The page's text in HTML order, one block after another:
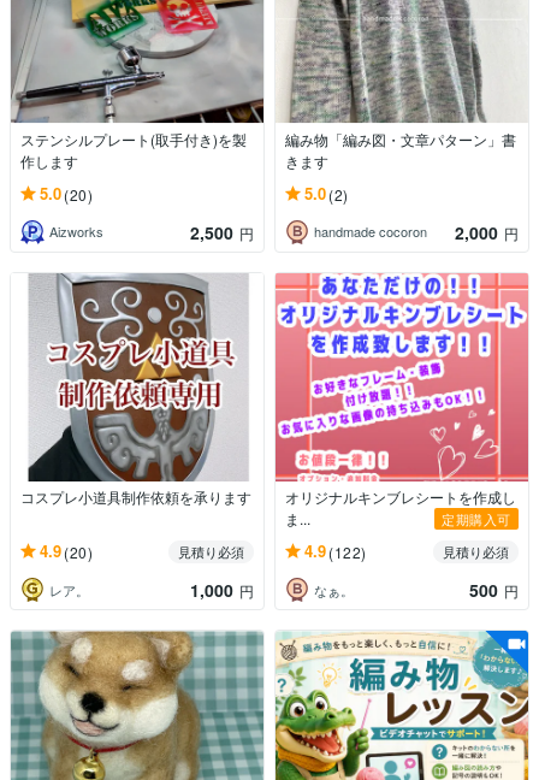
ステンシルプレート(取手付き)を製
作します
5.0(20)
Aizworks 2,500 円
編み物「編み図・文章パターン」書
きます
5.0(2)
handmade cocoron 2,000 円
コスプレ小道具制作依頼を承ります
4.9(20)
見積り必須
レア。
1,000 円
オリジナルキンブレシートを作成し
ま...
定期購入可
4.9(122)
見積り必須
なぁ。
500 円